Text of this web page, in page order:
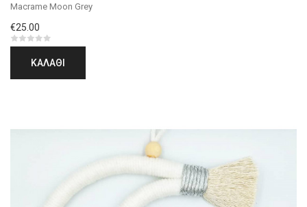
Macrame Moon Grey
€25.00
ΚΑΛΆΘΙ